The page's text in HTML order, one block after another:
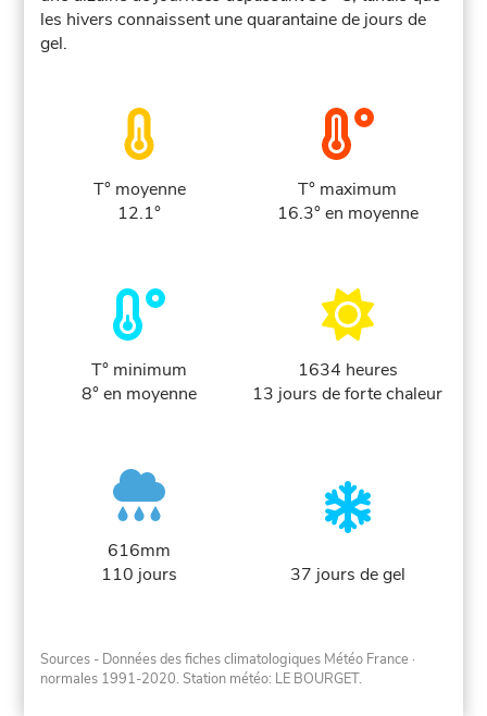
les hivers connaissent une quarantaine de jours de
gel.
T° moyenne
12.1°
T° maximum
16.3° en moyenne
T° minimum
8° en moyenne
1634 heures
13 jours de forte chaleur
616mm
110 jours
37 jours de gel
Sources - Données des fiches climatologiques Météo France ·
normales 1991-2020. Station météo: LE BOURGET.